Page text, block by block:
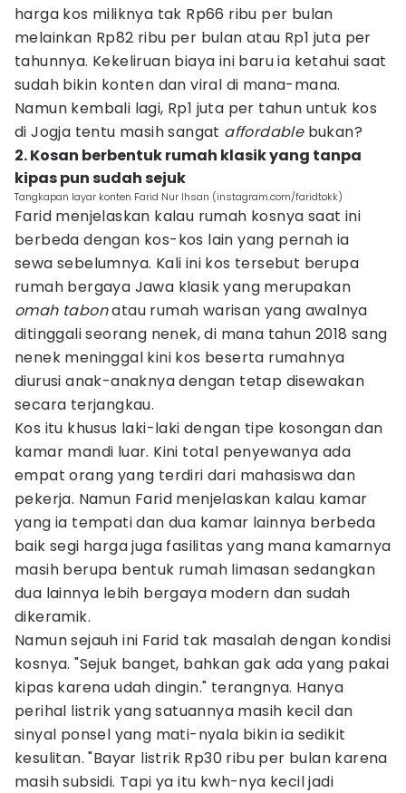
harga kos miliknya tak Rp66 ribu per bulan
melainkan Rp82 ribu per bulan atau Rp1 juta per
tahunnya. Kekeliruan biaya ini baru ia ketahui saat
sudah bikin konten dan viral di mana-mana.
Namun kembali lagi, Rp1 juta per tahun untuk kos
di Jogja tentu masih sangat affordablebukan?
2. Kosan berbentuk rumah klasik yang tanpa
kipas pun sudah sejuk
Tangkapan layar konten Farid Nur Ihsan (instagram.com/faridtokk)
Farid menjelaskan kalau rumah kosnya saat ini
berbeda dengan kos-kos lain yang pernah ia
sewa sebelumnya. Kali ini kos tersebut berupa
rumah bergaya Jawa klasik yang merupakan
omah tabonatau rumah warisan yang awalnya
ditinggali seorang nenek, di mana tahun 2018 sang
nenek meninggal kini kos beserta rumahnya
diurusi anak-anaknya dengan tetap disewakan
secara terjangkau.
Kos itu khusus laki-laki dengan tipe kosongan dan
kamar mandi luar. Kini total penyewanya ada
empat orang yang terdiri dari mahasiswa dan
pekerja. Namun Farid menjelaskan kalau kamar
yang ia tempati dan dua kamar lainnya berbeda
baik segi harga juga fasilitas yang mana kamarnya
masih berupa bentuk rumah limasan sedangkan
dua lainnya lebih bergaya modern dan sudah
dikeramik.
Namun sejauh ini Farid tak masalah dengan kondisi
kosnya. "Sejuk banget, bahkan gak ada yang pakai
kipas karena udah dingin." terangnya. Hanya
perihal listrik yang satuannya masih kecil dan
sinyal ponsel yang mati-nyala bikin ia sedikit
kesulitan. "Bayar listrik Rp30 ribu per bulan karena
masih subsidi. Tapi ya itu kwh-nya kecil jadi